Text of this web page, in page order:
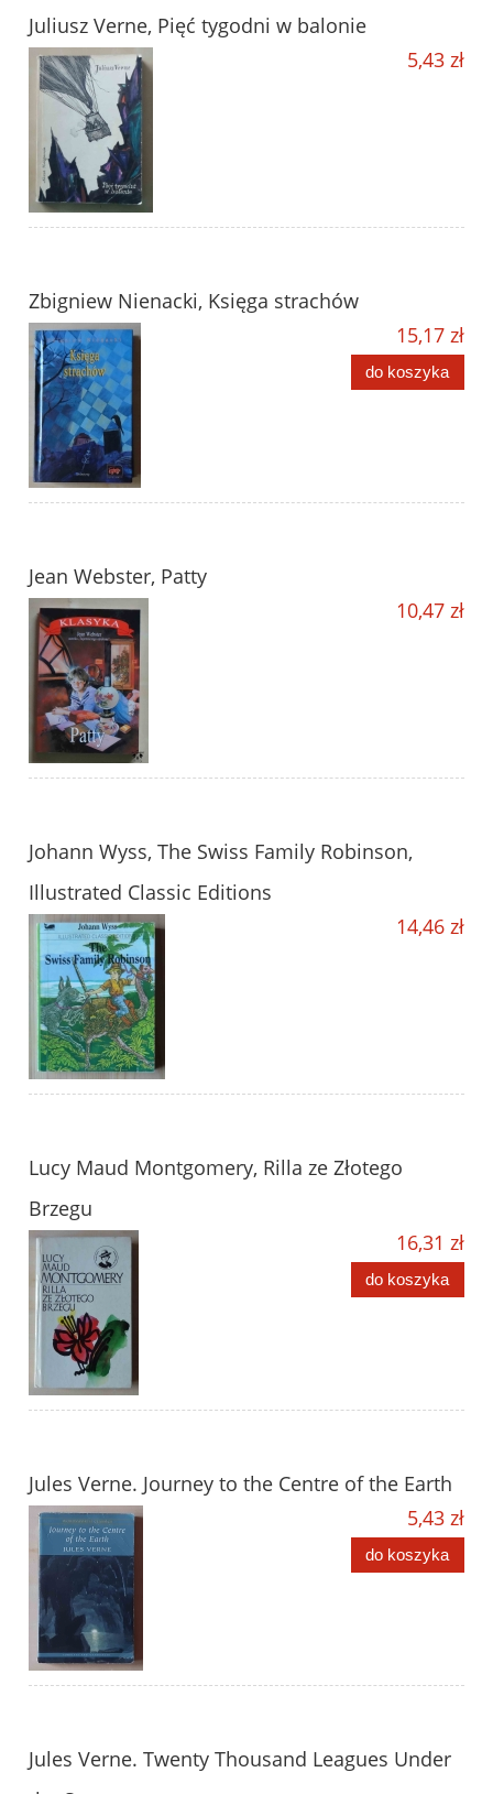
Juliusz Verne, Pięć tygodni w balonie
5,43 zł
Zbigniew Nienacki, Księga strachów
15,17 zł
do koszyka
Jean Webster, Patty
10,47 zł
Johann Wyss, The Swiss Family Robinson,
Illustrated Classic Editions
14,46 zł
Lucy Maud Montgomery, Rilla ze Złotego
Brzegu
16,31 zł
do koszyka
Jules Verne. Journey to the Centre of the Earth
5,43 zł
do koszyka
Jules Verne. Twenty Thousand Leagues Under